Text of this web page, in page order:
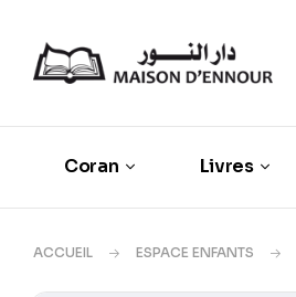
Coran Livres
ACCUEIL ESPACE ENFANTS